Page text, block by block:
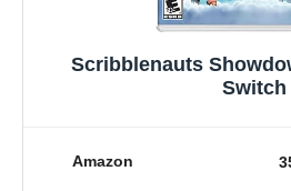
Scribblenauts
Switch
Amazon